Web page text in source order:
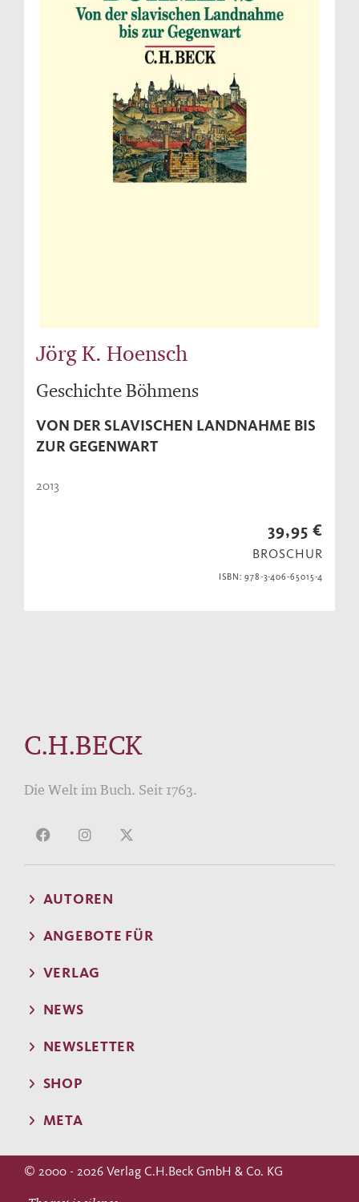
Jörg K. Hoensch
Geschichte Böhmens
VON DER SLAVISCHEN LANDNAHME BIS
ZUR GEGENWART
2013
39,95 €
BROSCHUR
ISBN: 978-3-406-65015-4
C.H.BECK
Die Welt im Buch. Seit 1763.
AUTOREN
ANGEBOTE FÜR
VERLAG
NEWS
NEWSLETTER
SHOP
META
© 2000 - 2026 Verlag C.H.Beck GmbH & Co. KG